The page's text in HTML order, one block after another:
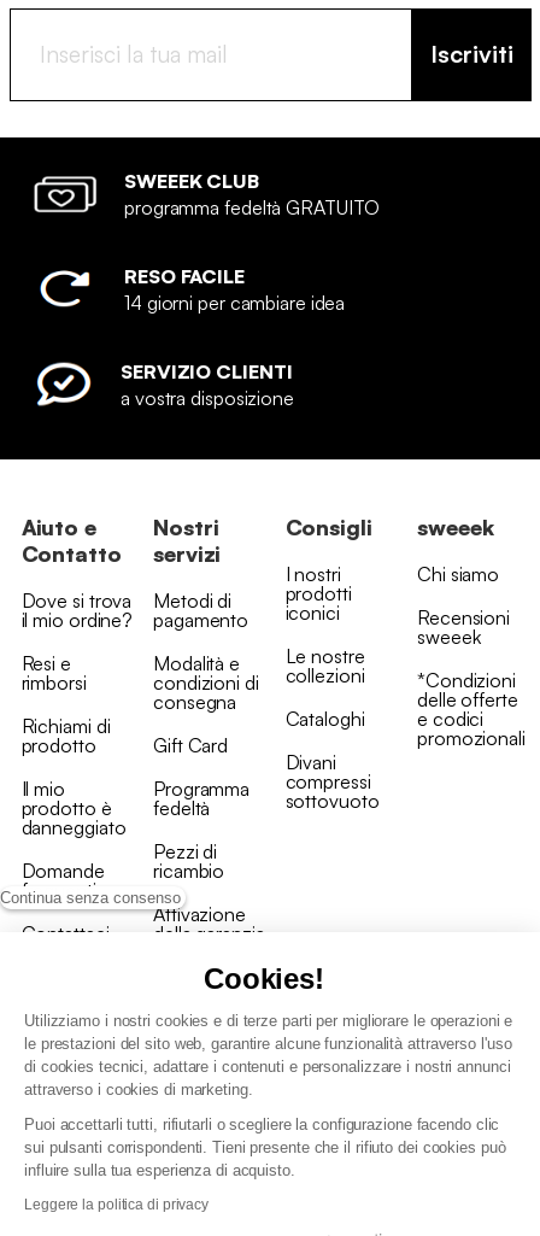
Continua senza consenso
Cookies!
Utilizziamo i nostri cookies e di terze parti per migliorare le operazioni e
le prestazioni del sito web, garantire alcune funzionalità attraverso l'uso
di cookies tecnici, adattare i contenuti e personalizzare i nostri annunci
attraverso i cookies di marketing.
Puoi accettarli tutti, rifiutarli o scegliere la configurazione facendo clic
sui pulsanti corrispondenti. Tieni presente che il rifiuto dei cookies può
influire sulla tua esperienza di acquisto.
Leggere la politica di privacy
Iscriviti
SWEEEK CLUB
programma fedeltà GRATUITO
RESO FACILE
14 giorni per cambiare idea
SERVIZIO CLIENTI
a vostra disposizione
Aiuto e
Contatto
Dove si trova
il mio ordine?
Resi e
rimborsi
Richiami di
prodotto
Il mio
prodotto è
danneggiato
Domande
frequenti
Contattaci
Nostri
servizi
Metodi di
pagamento
Modalità e
condizioni di
consegna
Gift Card
Programma
fedeltà
Pezzi di
ricambio
Attivazione
della garanzia
Consigli
I nostri
prodotti
iconici
Le nostre
collezioni
Cataloghi
Divani
compressi
sottovuoto
sweeek
Chi siamo
Recensioni
sweeek
*Condizioni
delle offerte
e codici
promozionali
Condizioni generali vendita
Politica di gestione dei dati personali e dei cookie
Condizioni generali di vendita per clienti professionali
Dichiarazione di accessibilità